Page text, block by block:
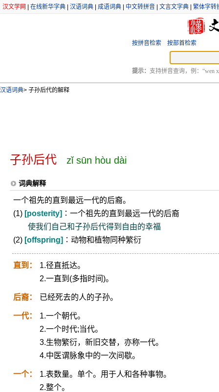
汉文学网 在线新华字典 汉语词典 成语词典 中文转拼音 文言文字典 繁体字转
按拼音检索 按部首检索
提示： 支持拼音查询，例：“wen
汉语词典> 子孙后代的解释
子孙后代 zǐ sūn hòu dài
词典解释
一个祖先的直到最远一代的后裔。
(1) [posterity] ∶一个祖先的直到最远一代的后裔
使我们自己和子孙后代得到自由的幸福
(2) [offspring] ∶动物和植物同种繁衍
直到：
1.径直抵达。
2.一直到(多指时间)。
后裔： 已经死去的人的子孙。
一代：
1.一个朝代。
2.一个时代;当代。
3.生物繁衍，新旧交替，亦称一代。
4.中医谓脉象中的一次间歇。
一个：
1.表数量。单个。用于人和各种事物。
2.整个。